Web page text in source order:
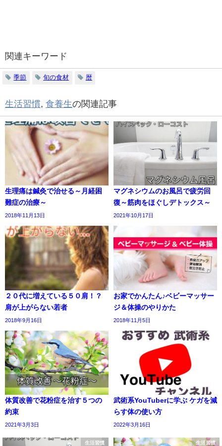
関連キーワード
季節 旬の食材 暦
生活習慣, 食養生の関連記事
生理痛は鍼灸で治せる～月経困
難症の治療～
2018年11月13日
マグネシウムのお風呂で疲労回
復～筋肉をほぐしデトックス～
2021年10月17日
２０代に増えている５０肩！？
肩が上がらない若者
2018年9月16日
お家でかんたん♪ベビーマッサー
ジ＆体操のやりかた
2018年11月5日
体質改善で花粉症を治す５つの
約束
2021年3月3日
武術系YouTuberに学ぶ ケガを減
らす体の使い方
2022年3月16日
生活習慣 生活習慣